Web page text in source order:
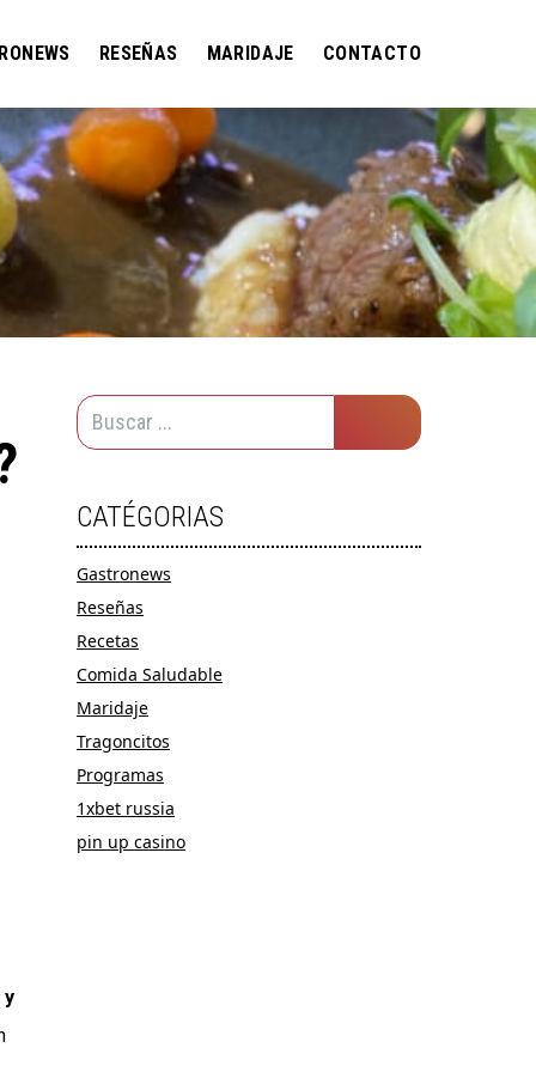
RESEÑAS MARIDAJE CONTACTO
y
CATÉGORIAS
Gastronews
Reseñas
Recetas
Comida Saludable
Maridaje
Tragoncitos
Programas
1xbet russia
pin up casino